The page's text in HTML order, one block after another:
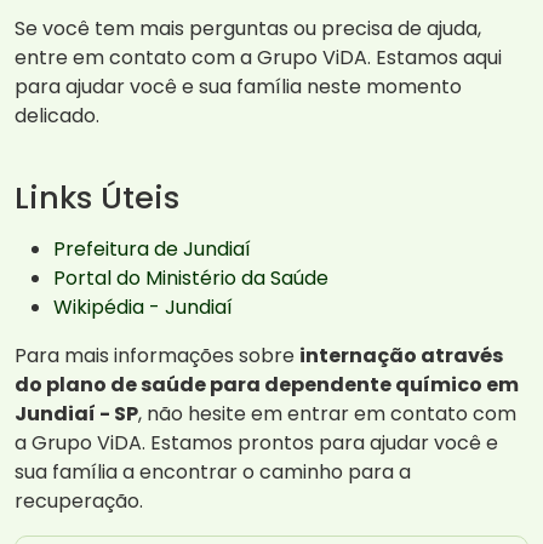
Se você tem mais perguntas ou precisa de ajuda,
entre em contato com a Grupo ViDA. Estamos aqui
para ajudar você e sua família neste momento
delicado.
Links Úteis
Prefeitura de Jundiaí
Portal do Ministério da Saúde
Wikipédia - Jundiaí
Para mais informações sobre internação através
do plano de saúde para dependente químico em
Jundiaí - SP, não hesite em entrar em contato com
a Grupo ViDA. Estamos prontos para ajudar você e
sua família a encontrar o caminho para a
recuperação.